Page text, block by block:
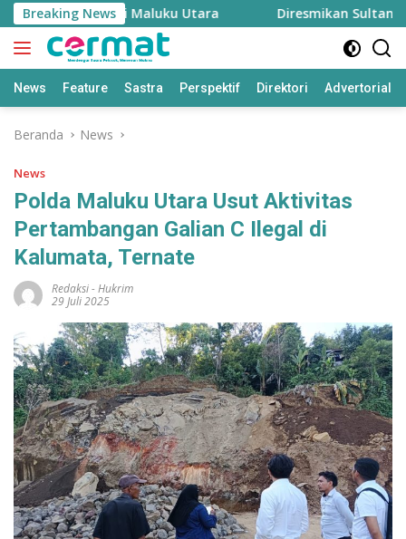
Langsung
ke
konten
Breaking News
Inflasi Maluku Utara Diresmikan Sultan
News Feature Sastra Perspektif Direktori Advertorial
Beranda News
News
Polda Maluku Utara Usut Aktivitas
Pertambangan Galian C Ilegal di
Kalumata, Ternate
Redaksi-Hukrim
29 Juli 2025